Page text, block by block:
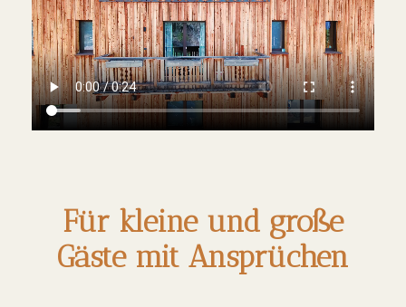
Galerie
FAQ
Bewertungen
Für kleine und große
Gäste mit Ansprüchen